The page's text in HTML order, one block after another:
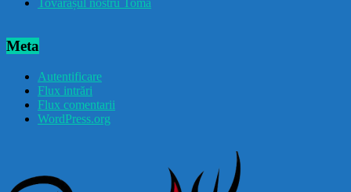
Tovarășul nostru Toma
Meta
Autentificare
Flux intrări
Flux comentarii
WordPress.org